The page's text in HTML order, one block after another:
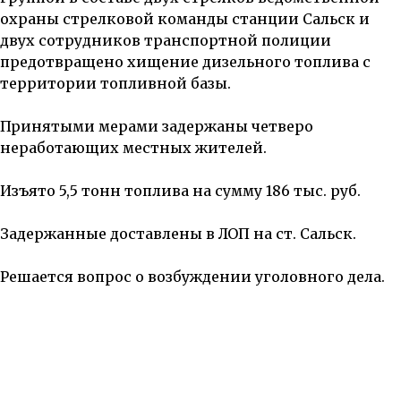
охраны стрелковой команды станции Сальск и
двух сотрудников транспортной полиции
предотвращено хищение дизельного топлива с
территории топливной базы.
Принятыми мерами задержаны четверо
неработающих местных жителей.
Изъято 5,5 тонн топлива на сумму 186 тыс. руб.
Задержанные доставлены в ЛОП на ст. Сальск.
Решается вопрос о возбуждении уголовного дела.